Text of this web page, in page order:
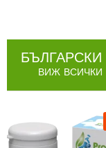
ВИЖ ВСИЧКИ